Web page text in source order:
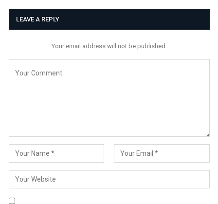
LEAVE A REPLY
Your email address will not be published.